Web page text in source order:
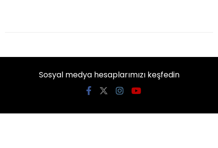
Sosyal medya hesaplarımızı keşfedin